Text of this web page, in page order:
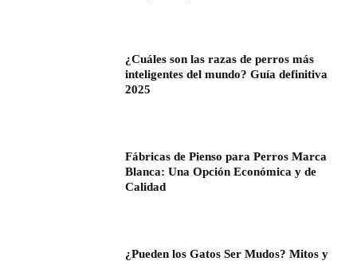
¿Cuáles son las razas de perros más
inteligentes del mundo? Guía definitiva
2025
Fábricas de Pienso para Perros Marca
Blanca: Una Opción Económica y de
Calidad
¿Pueden los Gatos Ser Mudos? Mitos y